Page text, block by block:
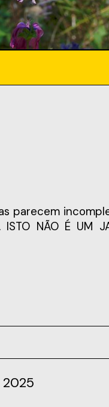
NÃO É UM
2025